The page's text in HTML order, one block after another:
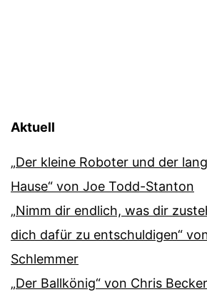
Aktuell
„Der kleine Roboter und der
Hause“ von Joe Todd-Stanton
„Nimm dir endlich, was dir
dich dafür zu entschuldigen“
Schlemmer
„Der Ballkönig“ von Chris